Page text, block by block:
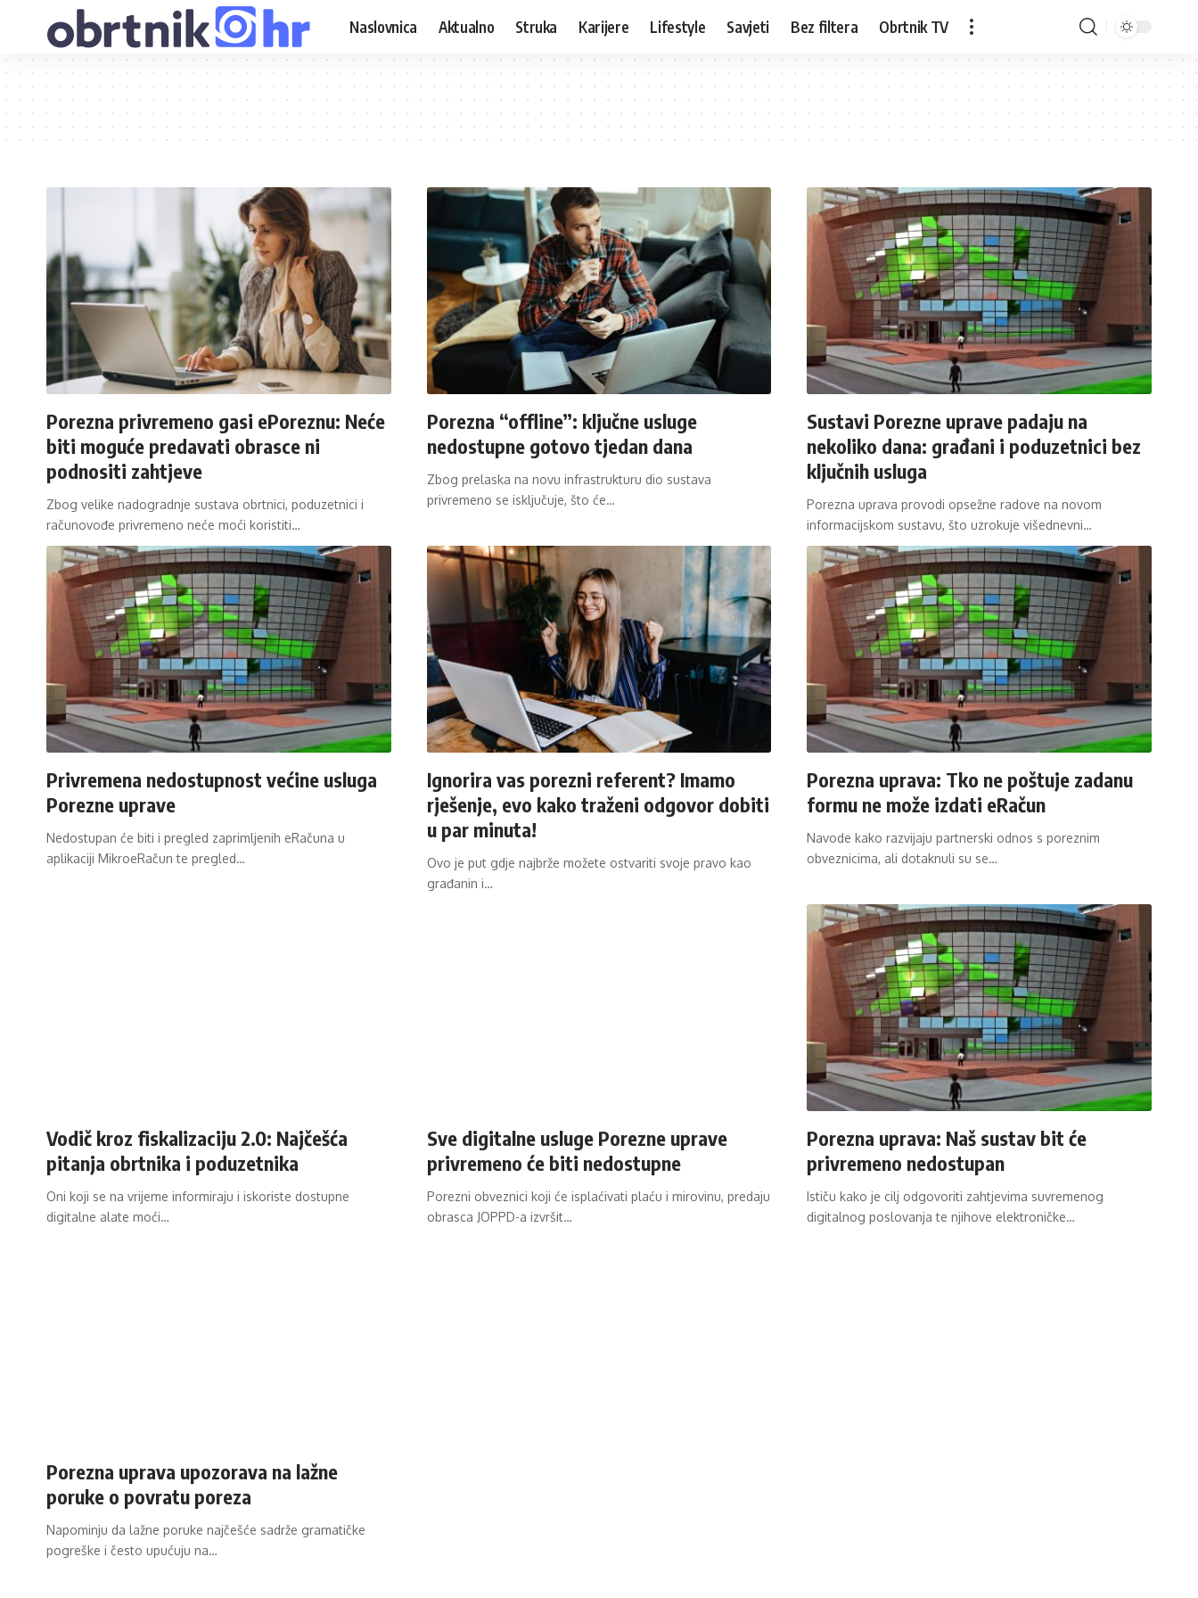
Naslovnica Aktualno Struka Karijere Lifestyle Savjeti Bez filtera Obrtnik TV
Porezna privremeno gasi ePoreznu: Neće
biti moguće predavati obrasce ni
podnositi zahtjeve
Zbog velike nadogradnje sustava obrtnici, poduzetnici i
računovođe privremeno neće moći koristiti…
Porezna “offline”: ključne usluge
nedostupne gotovo tjedan dana
Zbog prelaska na novu infrastrukturu dio sustava
privremeno se isključuje, što će…
Sustavi Porezne uprave padaju na
nekoliko dana: građani i poduzetnici bez
ključnih usluga
Porezna uprava provodi opsežne radove na novom
informacijskom sustavu, što uzrokuje višednevni…
Privremena nedostupnost većine usluga
Porezne uprave
Nedostupan će biti i pregled zaprimljenih eRačuna u
aplikaciji MikroeRačun te pregled…
Ignorira vas porezni referent? Imamo
rješenje, evo kako traženi odgovor dobiti
u par minuta!
Ovo je put gdje najbrže možete ostvariti svoje pravo kao
građanin i…
Porezna uprava: Tko ne poštuje zadanu
formu ne može izdati eRačun
Navode kako razvijaju partnerski odnos s poreznim
obveznicima, ali dotaknuli su se…
Vodič kroz fiskalizaciju 2.0: Najčešća
pitanja obrtnika i poduzetnika
Oni koji se na vrijeme informiraju i iskoriste dostupne
digitalne alate moći…
Sve digitalne usluge Porezne uprave
privremeno će biti nedostupne
Porezni obveznici koji će isplaćivati plaću i mirovinu, predaju
obrasca JOPPD-a izvršit…
Porezna uprava: Naš sustav bit će
privremeno nedostupan
Ističu kako je cilj odgovoriti zahtjevima suvremenog
digitalnog poslovanja te njihove elektroničke…
Porezna uprava upozorava na lažne
poruke o povratu poreza
Napominju da lažne poruke najčešće sadrže gramatičke
pogreške i često upućuju na…